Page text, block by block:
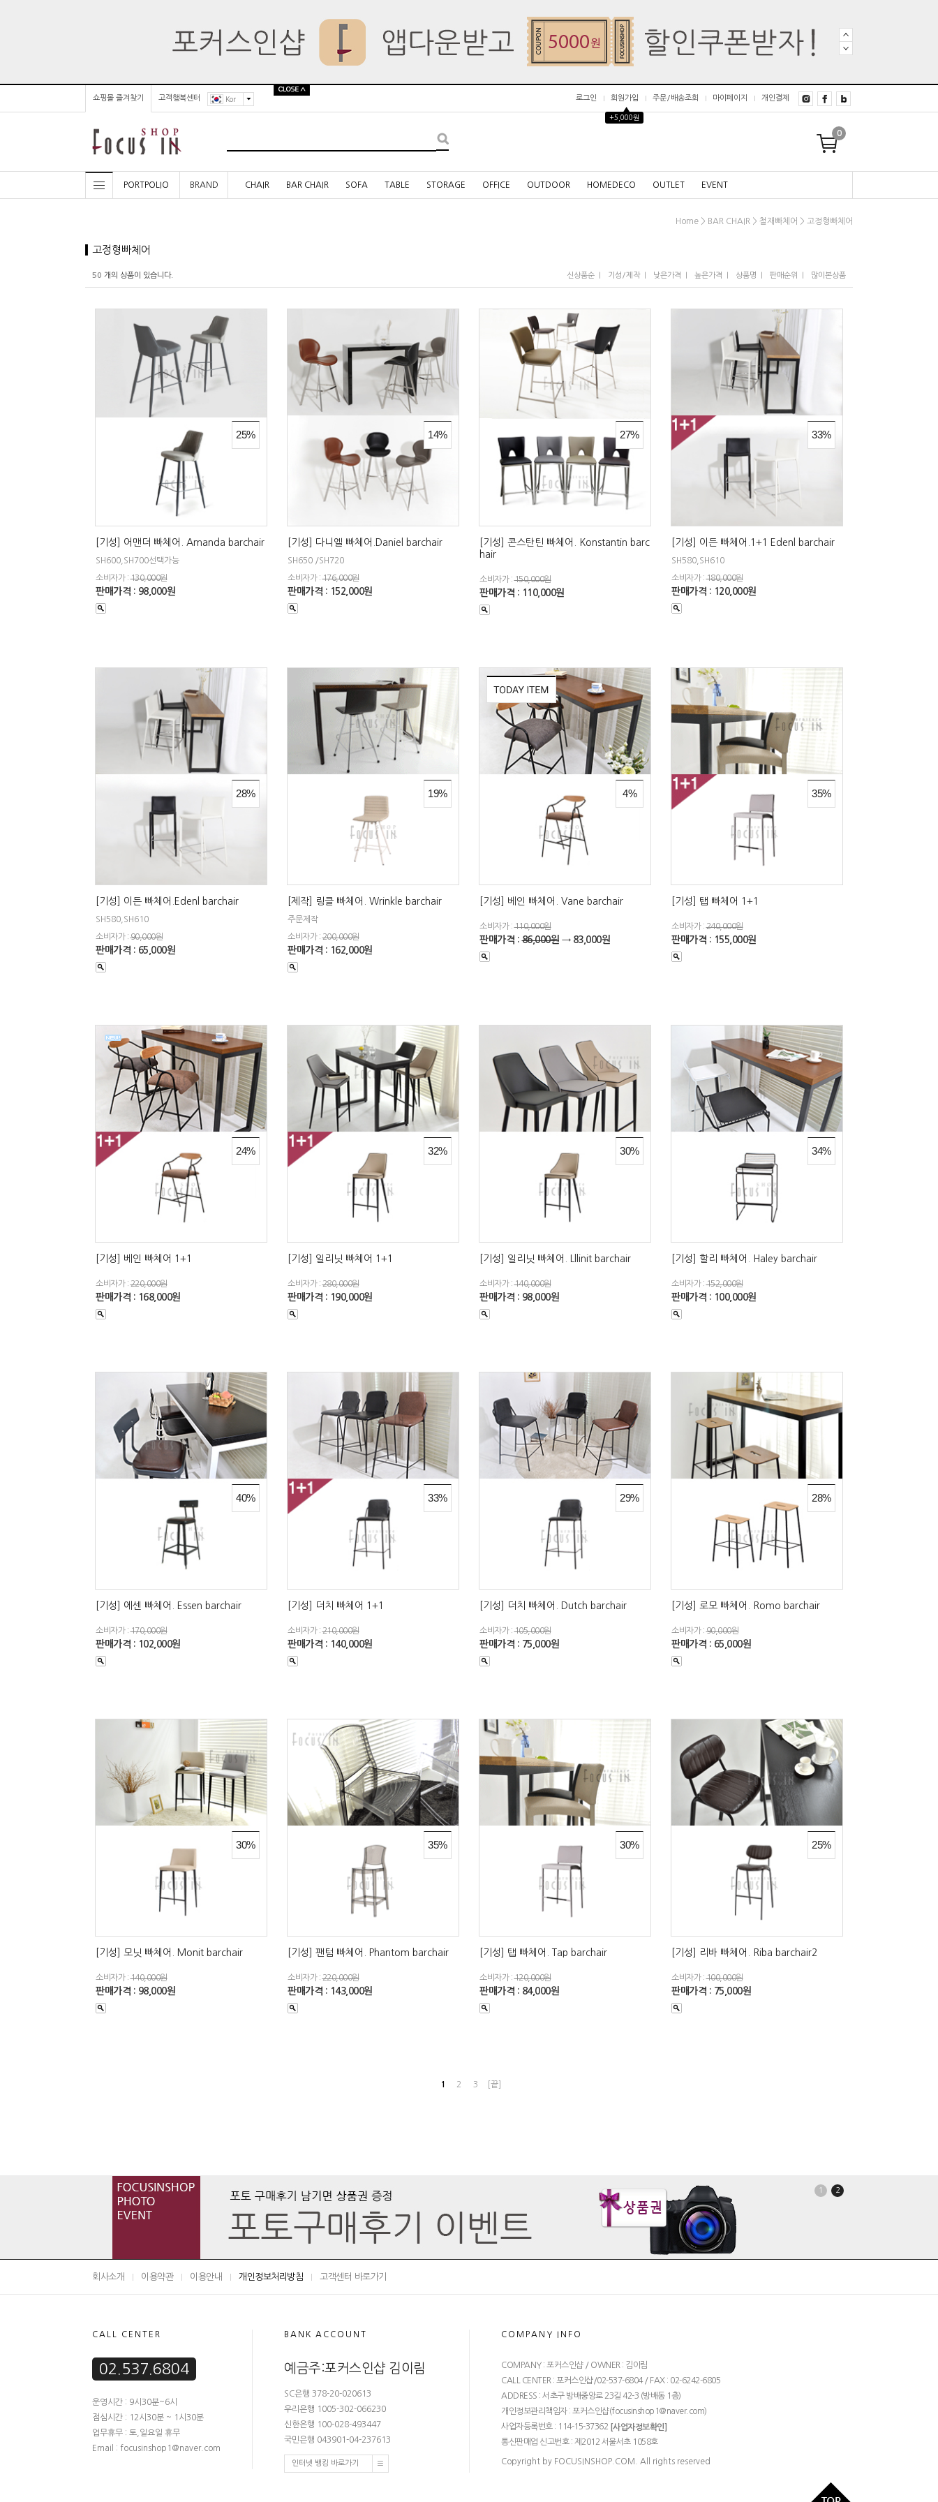
쇼핑몰 즐겨찾기 고객행복센터 Kor 로그인 회원가입
▲
+5,000원
주문/배송조회 마이페이지 개인결제
0
PORTPOLIO BRAND CHAIR BAR CHAIR SOFA TABLE STORAGE OFFICE OUTDOOR HOMEDECO OUTLET EVENT
Home > BAR CHAIR > 철재빠체어 > 고정형빠체어
고정형빠체어
50 개의 상품이 있습니다. 신상품순 기성/제작I 낮은가격 높은가격 상품명 판매순위 많이본상품
25%
[기성] 어맨더 빠체어. Amanda barchair
SH600,SH700선택가능
소비자가 :130,000원
판매가격 : 98,000원
14%
[기성] 다니엘 빠체어.Daniel barchair
SH650 /SH720
소비자가 :176,000원
판매가격 : 152,000원
27%
[기성] 콘스탄틴 빠체어. Konstantin barc
hair
소비자가 :150,000원
판매가격 : 110,000원
33%
[기성] 이든 빠체어.1+1 Edenl barchair
SH580,SH610
소비자가 :180,000원
판매가격 : 120,000원
28%
[기성] 이든 빠체어.Edenl barchair
SH580,SH610
소비자가 :90,000원
판매가격 : 65,000원
19%
[제작] 링클 빠체어. Wrinkle barchair
주문제작
소비자가 :200,000원
판매가격 : 162,000원
4%
[기성] 베인 빠체어. Vane barchair
소비자가 :110,000원
판매가격 :86,000원 → 83,000원
35%
[기성] 탭 빠체어 1+1
소비자가 :240,000원
판매가격 : 155,000원
24%
[기성] 베인 빠체어 1+1
소비자가 :220,000원
판매가격 : 168,000원
32%
[기성] 일리닛 빠체어 1+1
소비자가 :280,000원
판매가격 : 190,000원
30%
[기성] 일리닛 빠체어. Lllinit barchair
소비자가 :140,000원
판매가격 : 98,000원
34%
[기성] 할리 빠체어. Haley barchair
소비자가 :152,000원
판매가격 : 100,000원
40%
[기성] 에센 빠체어. Essen barchair
소비자가 :170,000원
판매가격 : 102,000원
33%
[기성] 더치 빠체어 1+1
소비자가 :210,000원
판매가격 : 140,000원
29%
[기성] 더치 빠체어. Dutch barchair
소비자가 :105,000원
판매가격 : 75,000원
28%
[기성] 로모 빠체어. Romo barchair
소비자가 :90,000원
판매가격 : 65,000원
30%
[기성] 모닛 빠체어. Monit barchair
소비자가 :140,000원
판매가격 : 98,000원
35%
[기성] 팬텀 빠체어. Phantom barchair
소비자가 :220,000원
판매가격 : 143,000원
30%
[기성] 탭 빠체어. Tap barchair
소비자가 :120,000원
판매가격 : 84,000원
25%
[기성] 리바 빠체어. Riba barchair2
소비자가 :100,000원
판매가격 : 75,000원
1 2 3 [끝]
1 2
회사소개 이용약관 이용안내 개인정보처리방침 고객센터 바로가기
CALL CENTER
02.537.6804
운영시간 : 9시30분~6시
점심시간 : 12시30분 ~ 1시30분
업무휴무 : 토,일요일 휴무
Email : focusinshop1@naver.com
BANK ACCOUNT
예금주:포커스인샵 김이림
SC은행 378-20-020613
우리은행 1005-302-066230
신한은행 100-028-493447
국민은행 043901-04-237613
인터넷 뱅킹 바로가기
COMPANY INFO
COMPANY : 포커스인샵 / OWNER : 김이림
CALL CENTER : 포커스인샵/02-537-6804 / FAX : 02-6242-6805
ADDRESS : 서초구 방배중앙로 23길 42-3 (방배동 1층)
개인정보관리책임자 : 포커스인샵(focusinshop1@naver.com)
사업자등록번호 : 114-15-37362 [사업자정보확인]
통신판매업 신고번호 : 제2012 서울서초 1058호
Copyright by FOCUSINSHOP.COM. All rights reserved